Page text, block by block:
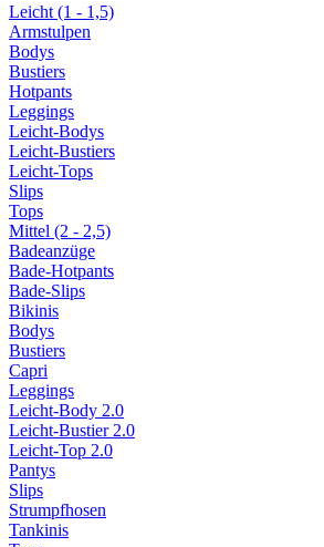
Leicht (1 - 1,5)
Armstulpen
Bodys
Bustiers
Hotpants
Leggings
Leicht-Bodys
Leicht-Bustiers
Leicht-Tops
Slips
Tops
Mittel (2 - 2,5)
Badeanzüge
Bade-Hotpants
Bade-Slips
Bikinis
Bodys
Bustiers
Capri
Leggings
Leicht-Body 2.0
Leicht-Bustier 2.0
Leicht-Top 2.0
Pantys
Slips
Strumpfhosen
Tankinis